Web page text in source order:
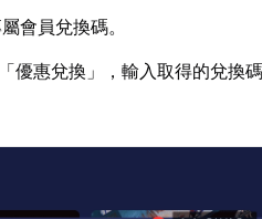
會員兌換碼。
優惠兌換」，輸入取得的兌換